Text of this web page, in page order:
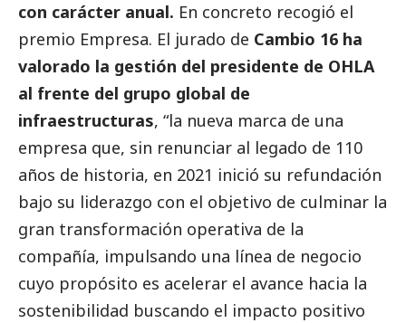
con carácter anual. En concreto recogió el
premio Empresa. El jurado de Cambio 16 ha
valorado la gestión del presidente de OHLA
al frente del grupo global de
infraestructuras, “la nueva marca de una
empresa que, sin renunciar al legado de 110
años de historia, en 2021 inició su refundación
bajo su liderazgo con el objetivo de culminar la
gran transformación operativa de la
compañía, impulsando una línea de negocio
cuyo propósito es acelerar el avance hacia la
sostenibilidad buscando el impacto positivo